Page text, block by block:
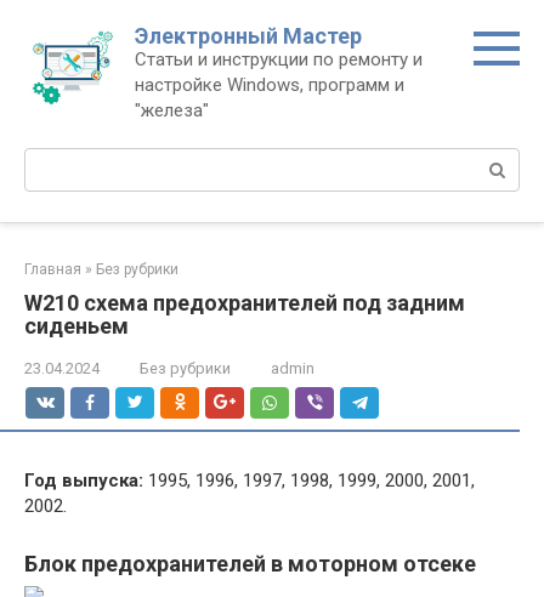
контенту
Электронный Мастер
Статьи и инструкции по ремонту и
настройке Windows, программ и
"железа"
Поиск:
Главная » Без рубрики
W210 схема предохранителей под задним
сиденьем
23.04.2024 Без рубрики admin
Год выпуска: 1995, 1996, 1997, 1998, 1999, 2000, 2001,
2002.
Блок предохранителей в моторном отсеке